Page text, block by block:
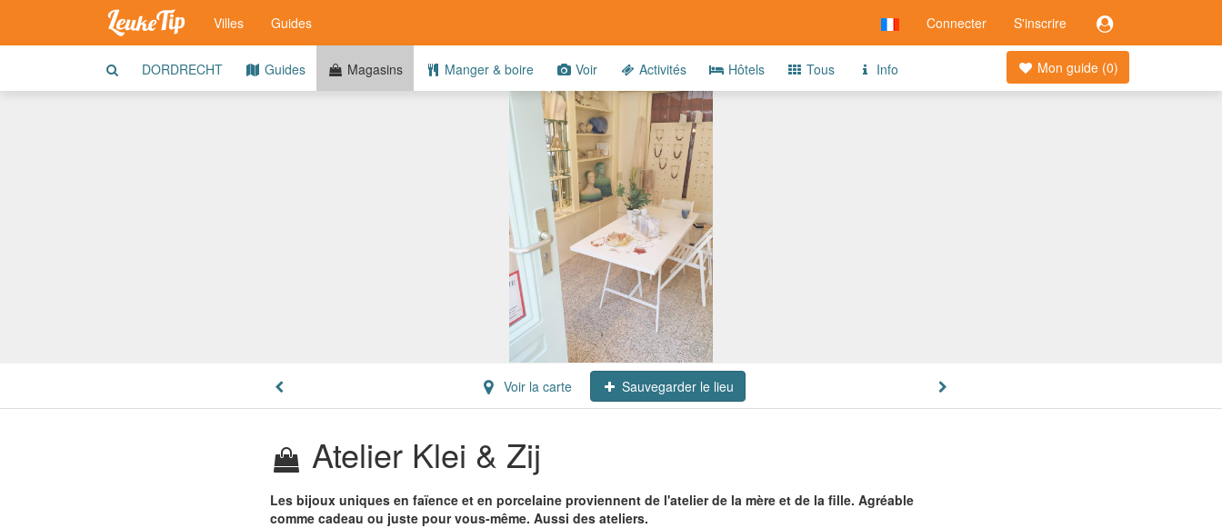
Connecter S'inscrire
Villes Guides
Mon guide (0)
DORDRECHT Guides Magasins Manger & boire Voir Activités Hôtels Tous Info
Voir la carte Sauvegarder le lieu
Atelier Klei & Zij
Les bijoux uniques en faïence et en porcelaine proviennent de l'atelier de la mère et de la fille. Agréable
comme cadeau ou juste pour vous-même. Aussi des ateliers.